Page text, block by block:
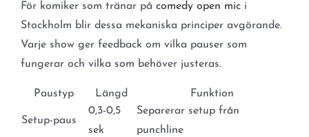
För komiker som tränar på comedy open mici
Stockholm blir dessa mekaniska principer avgörande.
Varje show ger feedback om vilka pauser som
fungerar och vilka som behöver justeras.
Paustyp Längd Funktion
Setup-paus
0,3-0,5
sek
Separerar setup från
punchline